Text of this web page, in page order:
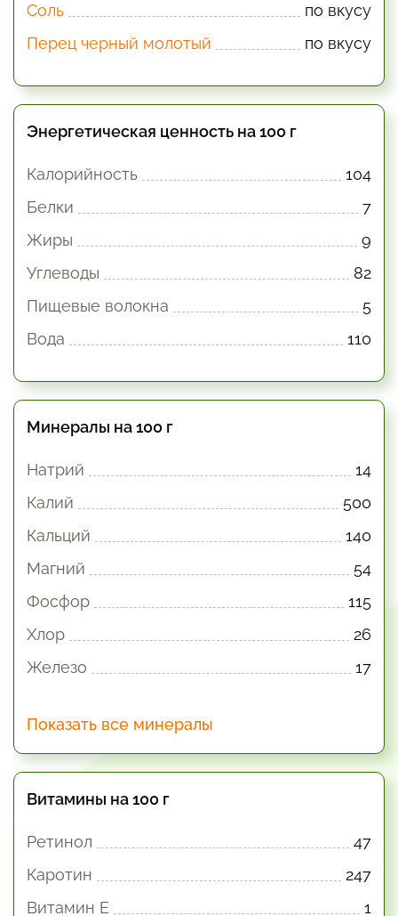
Соль
по вкусу
Перец черный молотый
по вкусу
Энергетическая ценность на 100 г
Калорийность
104
Белки
7
Жиры
9
Углеводы
82
Пищевые волокна
5
Вода
110
Минералы на 100 г
Натрий
14
Калий
500
Кальций
140
Магний
54
Фосфор
115
Хлор
26
Железо
17
Показать все минералы
Витамины на 100 г
Ретинол
47
Каротин
247
Витамин E
1